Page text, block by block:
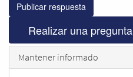
Publicar respuesta
Realizar una pregunta
Mantener informado